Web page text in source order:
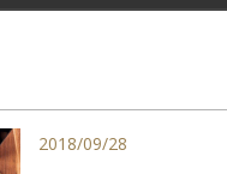
2018/09/28